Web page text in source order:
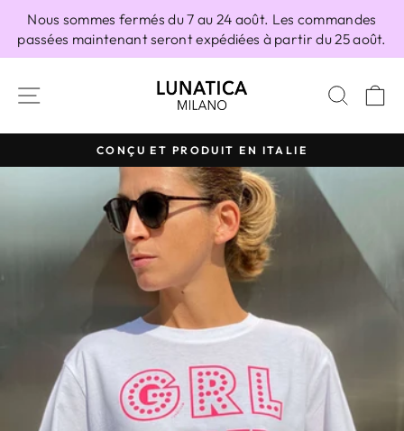
contenu
Nous sommes fermés du 7 au 24 août. Les commandes
passées maintenant seront expédiées à partir du 25 août.
Diaporama
Pause
CONÇU ET PRODUIT EN ITALIE